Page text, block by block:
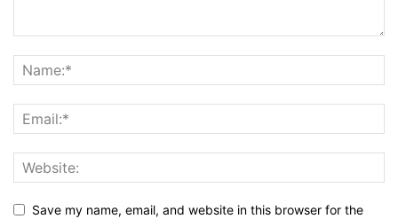
Save my name, email, and website in this browser for the